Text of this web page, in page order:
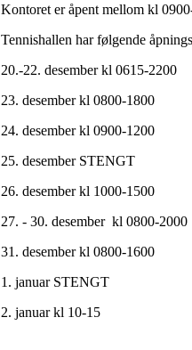
Kontoret er åpent mellom kl
Tennishallen har følgende
20.-22. desember kl 0615-2200
23. desember kl 0800-1800
24. desember kl 0900-1200
25. desember STENGT
26. desember kl 1000-1500
27. - 30. desember kl 0800-2000
31. desember kl 0800-1600
1. januar STENGT
2. januar kl 10-15